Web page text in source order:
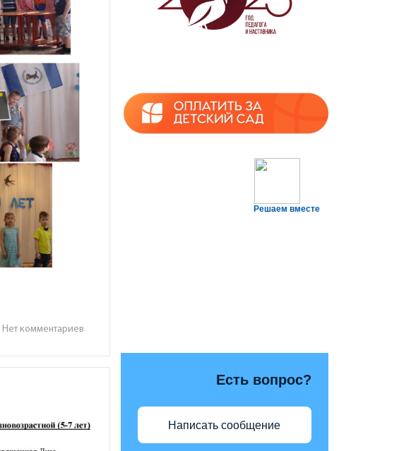
Нет комментариев
Решаем вместе
Есть вопрос?
Написать сообщение